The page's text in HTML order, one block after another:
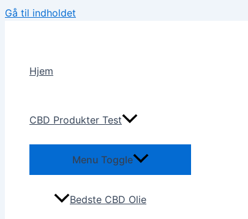
Gå til indholdet
Hjem
CBD Produkter Test
Menu Toggle
Bedste CBD Olie